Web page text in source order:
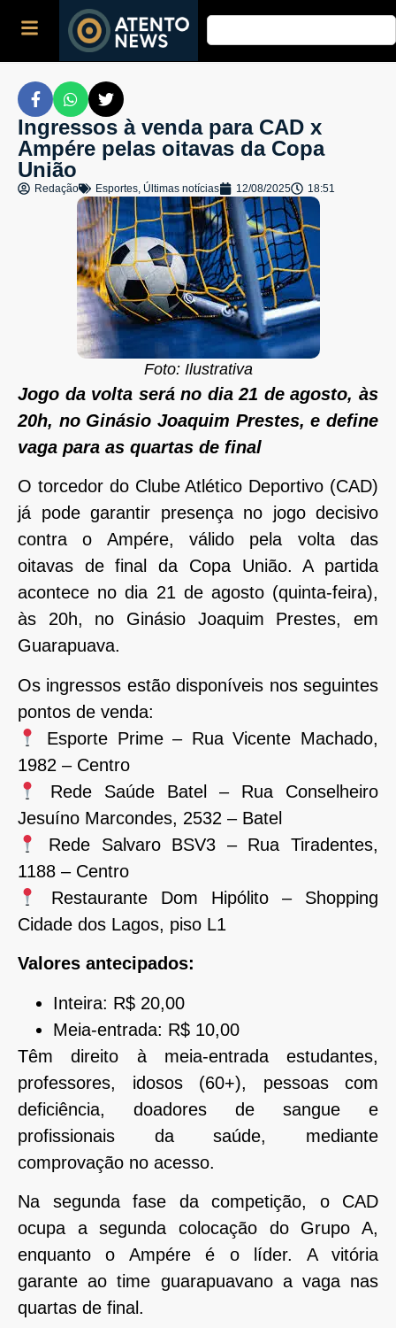
Ingressos à venda para CAD x
Ampére pelas oitavas da Copa
União
Redação Esportes, Últimas notícias 12/08/2025 18:51
Foto: Ilustrativa
Jogo da volta será no dia 21 de agosto, às
20h, no Ginásio Joaquim Prestes, e define
vaga para as quartas de final
O torcedor do Clube Atlético Deportivo (CAD)
já pode garantir presença no jogo decisivo
contra o Ampére, válido pela volta das
oitavas de final da Copa União. A partida
acontece no dia 21 de agosto (quinta-feira),
às 20h, no Ginásio Joaquim Prestes, em
Guarapuava.
Os ingressos estão disponíveis nos seguintes
pontos de venda:
Esporte Prime – Rua Vicente Machado,
1982 – Centro
Rede Saúde Batel – Rua Conselheiro
Jesuíno Marcondes, 2532 – Batel
Rede Salvaro BSV3 – Rua Tiradentes,
1188 – Centro
Restaurante Dom Hipólito – Shopping
Cidade dos Lagos, piso L1
Valores antecipados:
Inteira: R$ 20,00
Meia-entrada: R$ 10,00
Têm direito à meia-entrada estudantes,
professores, idosos (60+), pessoas com
deficiência, doadores de sangue e
profissionais da saúde, mediante
comprovação no acesso.
Na segunda fase da competição, o CAD
ocupa a segunda colocação do Grupo A,
enquanto o Ampére é o líder. A vitória
garante ao time guarapuavano a vaga nas
quartas de final.